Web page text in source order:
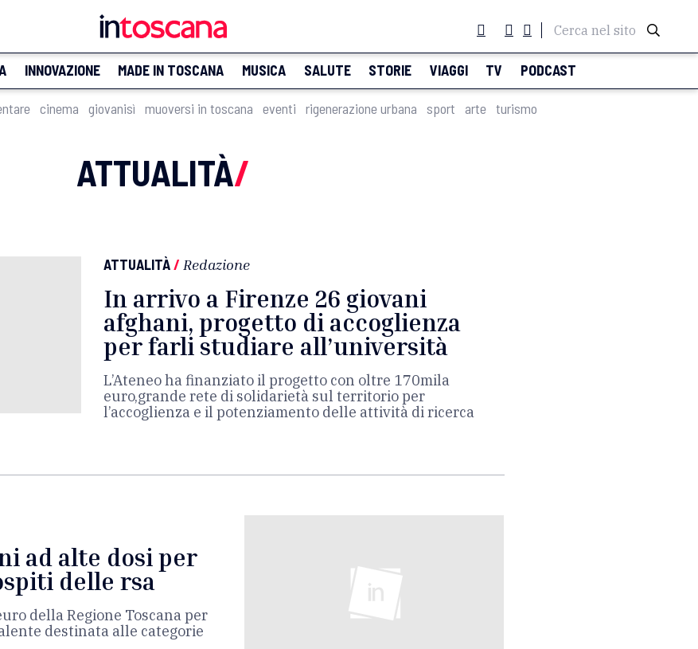
Cerca nel sito
INNOVAZIONE MADE IN TOSCANA MUSICA SALUTE STORIE VIAGGI TV PODCAST
cinema giovanisì muoversi in toscana eventi rigenerazione urbana sport arte turismo
ATTUALITÀ/
ATTUALITÀ/ Redazione
In arrivo a Firenze 26 giovani
afghani, progetto di accoglienza
per farli studiare all’università
L’Ateneo ha finanziato il progetto con oltre 170mila
euro,grande rete di solidarietà sul territorio per
l’accoglienza e il potenziamento delle attività di ricerca
ad alte dosi per
delle rsa
della Regione Toscana per
destinata alle categorie